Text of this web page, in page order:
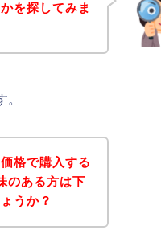
を探してみま
格で購入する
のある方は下
うか？